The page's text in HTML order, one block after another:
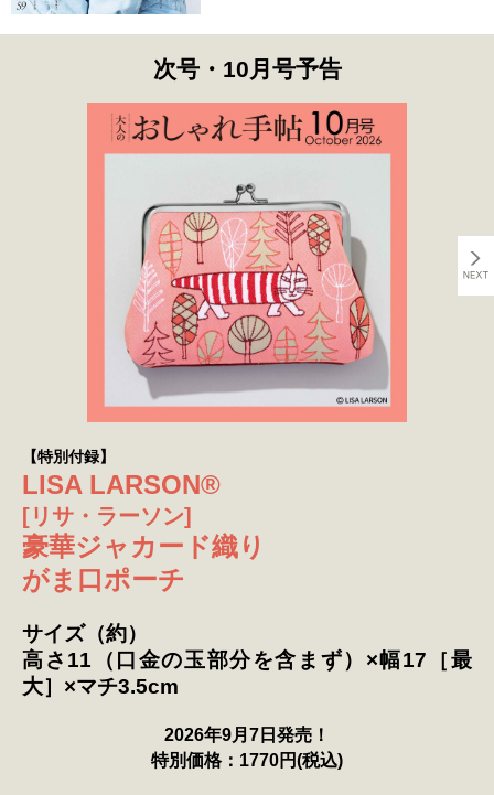
次号・10月号予告
【特別付録】
LISA LARSON®
[リサ・ラーソン]
豪華ジャカード織り
がま口ポーチ
サイズ（約）
高さ11（口金の玉部分を含まず）×幅17［最
大］×マチ3.5cm
2026年9月7日発売！
特別価格：1770円(税込)